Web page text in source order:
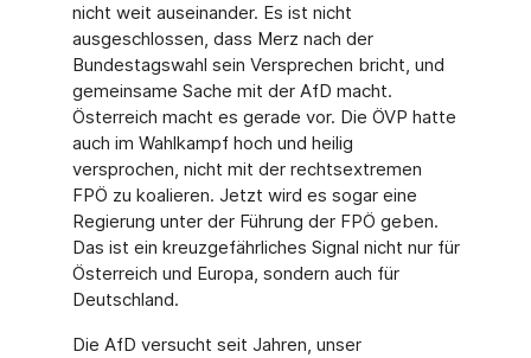
nicht weit auseinander. Es ist nicht
ausgeschlossen, dass Merz nach der
Bundestagswahl sein Versprechen bricht, und
gemeinsame Sache mit der AfD macht.
Österreich macht es gerade vor. Die ÖVP hatte
auch im Wahlkampf hoch und heilig
versprochen, nicht mit der rechtsextremen
FPÖ zu koalieren. Jetzt wird es sogar eine
Regierung unter der Führung der FPÖ geben.
Das ist ein kreuzgefährliches Signal nicht nur für
Österreich und Europa, sondern auch für
Deutschland.
Die AfD versucht seit Jahren, unser